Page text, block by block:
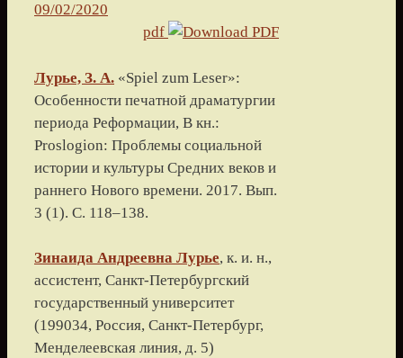
09/02/2020
pdf
Лурье, З. А. «Spiel zum Leser»:
Особенности печатной драматургии
периода Реформации, В кн.:
Proslogion: Проблемы социальной
истории и культуры Средних веков и
раннего Нового времени. 2017. Вып.
3 (1). С. 118–138.
Зинаида Андреевна Лурье, к. и. н.,
ассистент, Санкт-Петербургский
государственный университет
(199034, Россия, Санкт-Петербург,
Менделеевская линия, д. 5)